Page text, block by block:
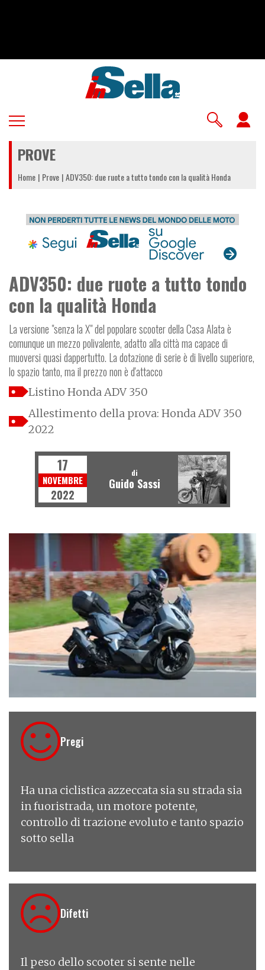
PROVE
Home Prove ADV350: due ruote a tutto tondo con la qualità Honda
ADV350: due ruote a tutto tondo
con la qualità Honda
La versione "senza la X" del popolare scooter della Casa Alata è
comunque un mezzo polivalente, adatto alla città ma capace di
muoversi quasi dappertutto. La dotazione di serie è di livello superiore,
lo spazio tanto, ma il prezzo non è d'attacco
Listino Honda ADV 350
Allestimento della prova: Honda ADV 350
2022
17
NOVEMBRE
2022
di
Guido Sassi
€ 6.990
Pregi
Ha una ciclistica azzeccata sia su strada sia
in fuoristrada, un motore potente,
controllo di trazione evoluto e tanto spazio
sotto sella
Difetti
Il peso dello scooter si sente nelle